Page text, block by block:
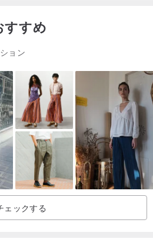
ンティーク購入ノート
ではありますが新品ではないため、
新旧とは異なるため、新製品と比較す
の修正など
入することをお勧めします。
てください。
すすめ
ョン
ェックする